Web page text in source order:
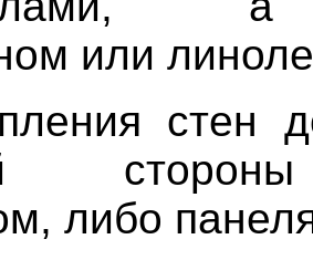
или
стен
либо